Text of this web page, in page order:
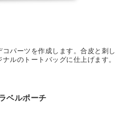
パーツを作成します。合皮と刺し
ルのトートバッグに仕上げます。
ベルポーチ